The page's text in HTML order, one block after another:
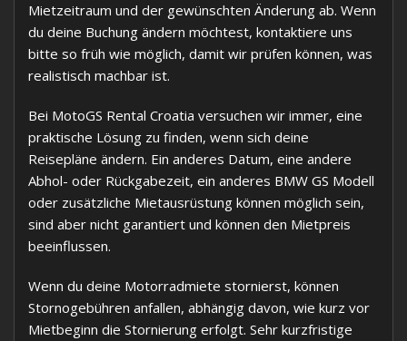
Mietzeitraum und der gewünschten Änderung ab. Wenn
du deine Buchung ändern möchtest, kontaktiere uns
bitte so früh wie möglich, damit wir prüfen können, was
realistisch machbar ist.
Bei MotoGS Rental Croatia versuchen wir immer, eine
praktische Lösung zu finden, wenn sich deine
Reisepläne ändern. Ein anderes Datum, eine andere
Abhol- oder Rückgabezeit, ein anderes BMW GS Modell
oder zusätzliche Mietausrüstung können möglich sein,
sind aber nicht garantiert und können den Mietpreis
beeinflussen.
Wenn du deine Motorradmiete stornierst, können
Stornogebühren anfallen, abhängig davon, wie kurz vor
Mietbeginn die Stornierung erfolgt. Sehr kurzfristige